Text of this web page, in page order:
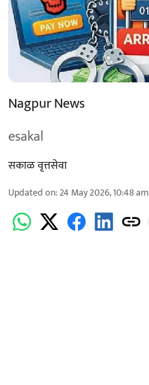
Nagpur News
esakal
सकाळ वृत्तसेवा
Updated on:24 May 2026, 10:48 am